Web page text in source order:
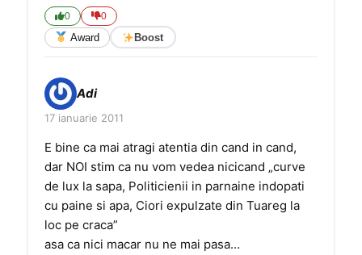
0 0
Award Boost
Adi
17 ianuarie 2011
E bine ca mai atragi atentia din cand in cand,
dar NOI stim ca nu vom vedea nicicand „curve
de lux la sapa, Politicienii in parnaine indopati
cu paine si apa, Ciori expulzate din Tuareg la
loc pe craca”
asa ca nici macar nu ne mai pasa…